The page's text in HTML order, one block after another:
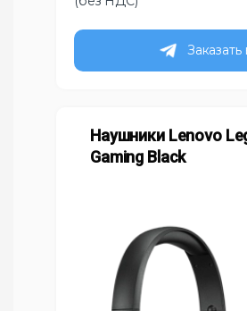
Заказать
Наушники Lenovo
Gaming Black